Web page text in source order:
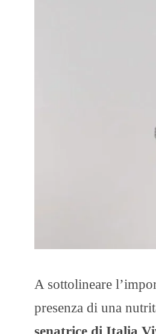
A sottolineare
presenza di una